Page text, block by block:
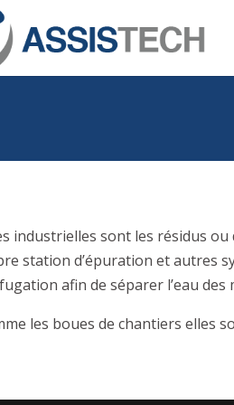
industrielles sont les résidus
station d’épuration et autres
afin de séparer l’eau
les boues de chantiers elles